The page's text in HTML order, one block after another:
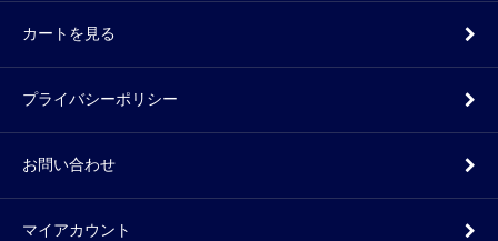
カートを見る
プライバシーポリシー
お問い合わせ
マイアカウント